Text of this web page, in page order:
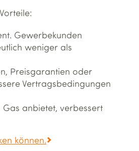
Gewerbekunden
weniger als
Preisgarantien oder
Vertragsbedingungen
anbietet, verbessert
können.